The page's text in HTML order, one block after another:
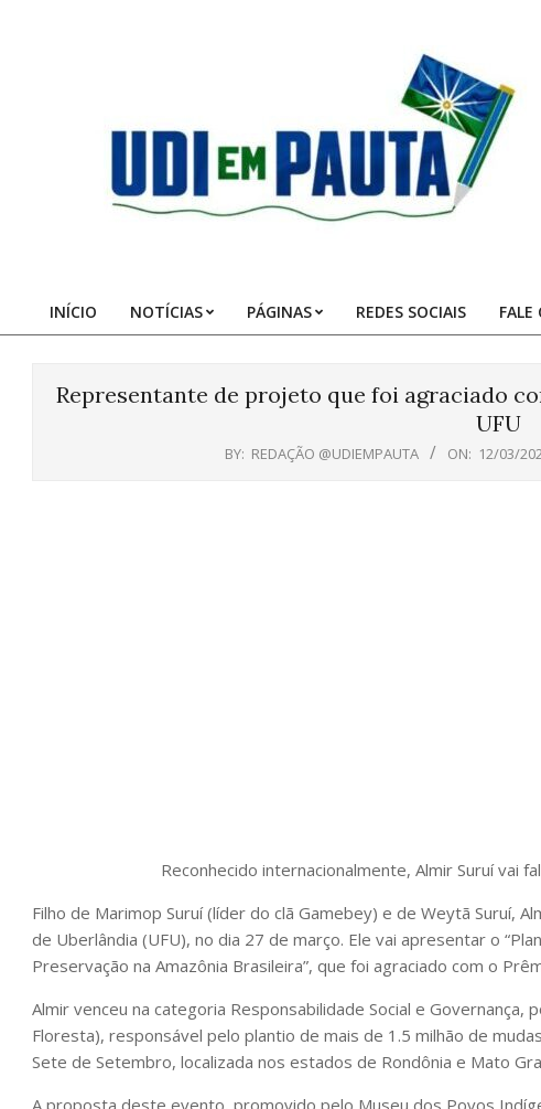
Pauta
Primary
INÍCIO NOTÍCIAS PÁGINAS REDES SOCIAIS FALE
Representante de projeto que foi agraciado
UFU
BY: REDAÇÃO @UDIEMPAUTA ON: 12/03/
Reconhecido internacionalmente, Almir Suruí vai
Filho de Marimop Suruí (líder do clã Gamebey) e de Weytã Suruí,
de Uberlândia (UFU), no dia 27 de março. Ele vai apresentar o
Preservação na Amazônia Brasileira”, que foi agraciado com o
Almir venceu na categoria Responsabilidade Social e Governança,
Floresta), responsável pelo plantio de mais de 1.5 milhão de
Sete de Setembro, localizada nos estados de Rondônia e Mato
A proposta deste evento, promovido pelo Museu dos Povos